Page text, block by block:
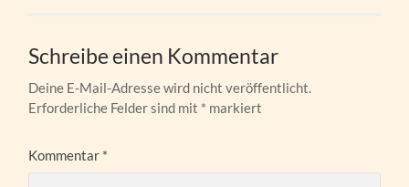
Schreibe einen Kommentar
Deine E-Mail-Adresse wird nicht veröffentlicht.
Erforderliche Felder sind mit * markiert
Kommentar *